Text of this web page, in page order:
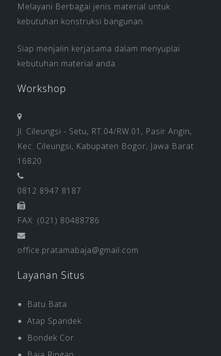
Melayani Berbagai jenis material untuk
kebutuhan konstruksi bangunan.
Siap menjalin kerjasama dalam menyuplai
kebutuhan material anda.
Workshop
Jl. Cileungsi - Setu, RT.04/RW.01, Pasir Angin,
Kec. Cileungsi, Kabupaten Bogor, Jawa Barat
16820
0812 8947 8187
FAX: (021) 80488786
office.pratamabaja@gmail.com
Layanan Situs
Batu Bata
Atap Spandek
Bondek Cor